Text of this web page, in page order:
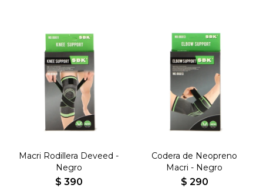
Macri Rodillera Deveed -
Negro
$ 390
Codera de Neopreno
Macri - Negro
$ 290